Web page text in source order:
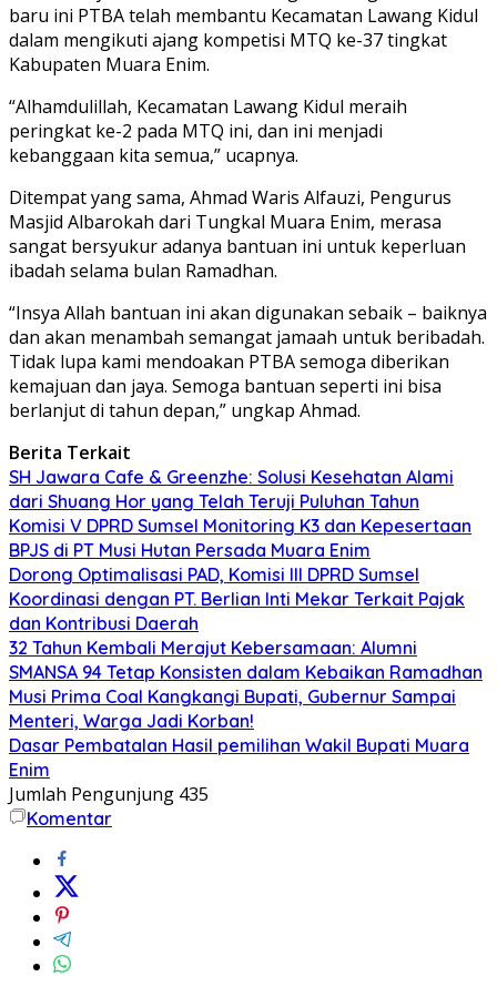
baru ini PTBA telah membantu Kecamatan Lawang Kidul
dalam mengikuti ajang kompetisi MTQ ke-37 tingkat
Kabupaten Muara Enim.
“Alhamdulillah, Kecamatan Lawang Kidul meraih
peringkat ke-2 pada MTQ ini, dan ini menjadi
kebanggaan kita semua,” ucapnya.
Ditempat yang sama, Ahmad Waris Alfauzi, Pengurus
Masjid Albarokah dari Tungkal Muara Enim, merasa
sangat bersyukur adanya bantuan ini untuk keperluan
ibadah selama bulan Ramadhan.
“Insya Allah bantuan ini akan digunakan sebaik – baiknya
dan akan menambah semangat jamaah untuk beribadah.
Tidak lupa kami mendoakan PTBA semoga diberikan
kemajuan dan jaya. Semoga bantuan seperti ini bisa
berlanjut di tahun depan,” ungkap Ahmad.
Berita Terkait
SH Jawara Cafe & Greenzhe: Solusi Kesehatan Alami
dari Shuang Hor yang Telah Teruji Puluhan Tahun
Komisi V DPRD Sumsel Monitoring K3 dan Kepesertaan
BPJS di PT Musi Hutan Persada Muara Enim
Dorong Optimalisasi PAD, Komisi III DPRD Sumsel
Koordinasi dengan PT. Berlian Inti Mekar Terkait Pajak
dan Kontribusi Daerah
32 Tahun Kembali Merajut Kebersamaan: Alumni
SMANSA 94 Tetap Konsisten dalam Kebaikan Ramadhan
Musi Prima Coal Kangkangi Bupati, Gubernur Sampai
Menteri, Warga Jadi Korban!
Dasar Pembatalan Hasil pemilihan Wakil Bupati Muara
Enim
Jumlah Pengunjung 435
Komentar